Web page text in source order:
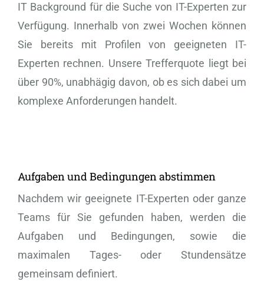
IT Background für die Suche von IT-Experten zur
Verfügung. Innerhalb von zwei Wochen können
Sie bereits mit Profilen von geeigneten IT-
Experten rechnen. Unsere Trefferquote liegt bei
über 90%, unabhägig davon, ob es sich dabei um
komplexe Anforderungen handelt.
Aufgaben und Bedingungen abstimmen
Nachdem wir geeignete IT-Experten oder ganze
Teams für Sie gefunden haben, werden die
Aufgaben und Bedingungen, sowie die
maximalen Tages- oder Stundensätze
gemeinsam definiert.